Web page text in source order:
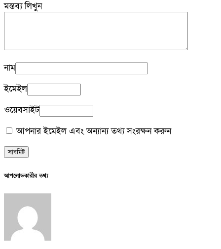
মন্তব্য লিখুন
নাম
ইমেইল
ওয়েবসাইট
আপনার ইমেইল এবং অন্যান্য তথ্য সংরক্ষন করুন
আপলোডকারীর তথ্য